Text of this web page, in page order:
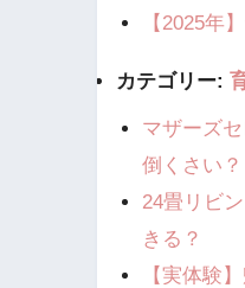
【2025年
カテゴリー:
マザーズ
倒くさい？
24畳リビ
きる？
【実体験